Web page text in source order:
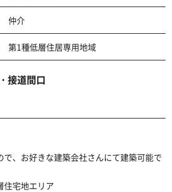
仲介
第1種低層住居専用地域
接道間口
、お好きな建築会社さんにて建築可能で
住宅地エリア